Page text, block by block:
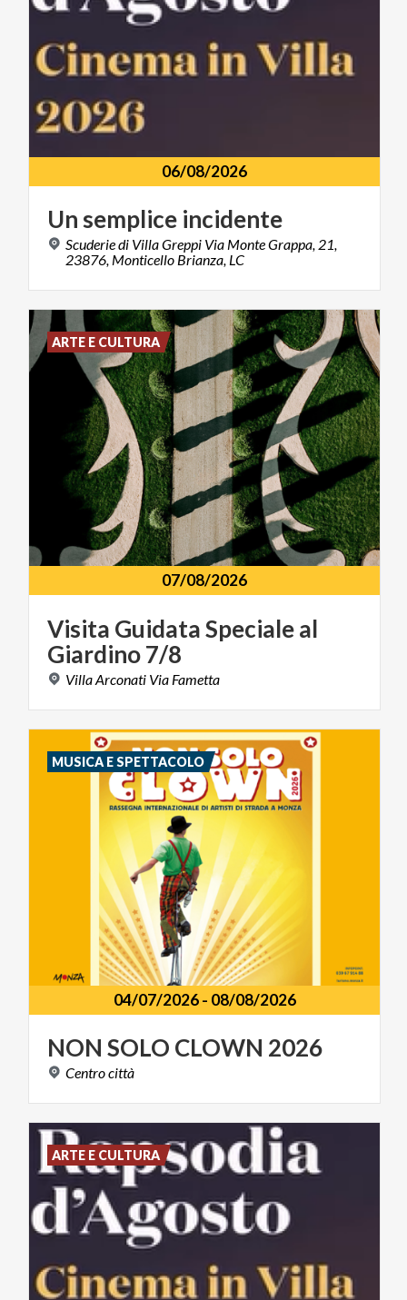
06/08/2026
Un semplice incidente
Scuderie di Villa Greppi Via Monte Grappa, 21,
23876, Monticello Brianza, LC
07/08/2026
Visita GuidataSpecialeal
Giardino7/8
VillaArconati Via Fametta
ARTE E CULTURA
04/07/2026- 08/08/2026
NON SOLO CLOWN 2026
Centrocittà
MUSICA E SPETTACOLO
ARTE E CULTURA